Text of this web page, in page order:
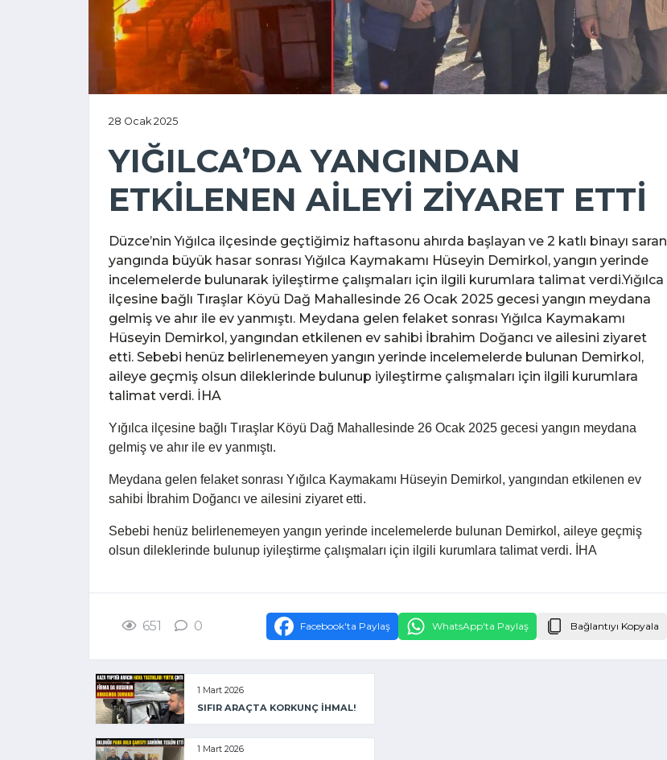
28 Ocak 2025
YIĞILCA’DA YANGINDAN
ETKİLENEN AİLEYİ ZİYARET ETTİ
Düzce’nin Yığılca ilçesinde geçtiğimiz haftasonu ahırda başlayan ve 2 katlı binayı saran
yangında büyük hasar sonrası Yığılca Kaymakamı Hüseyin Demirkol, yangın yerinde
incelemelerde bulunarak iyileştirme çalışmaları için ilgili kurumlara talimat verdi.Yığılca
ilçesine bağlı Tıraşlar Köyü Dağ Mahallesinde 26 Ocak 2025 gecesi yangın meydana
gelmiş ve ahır ile ev yanmıştı. Meydana gelen felaket sonrası Yığılca Kaymakamı
Hüseyin Demirkol, yangından etkilenen ev sahibi İbrahim Doğancı ve ailesini ziyaret
etti. Sebebi henüz belirlenemeyen yangın yerinde incelemelerde bulunan Demirkol,
aileye geçmiş olsun dileklerinde bulunup iyileştirme çalışmaları için ilgili kurumlara
talimat verdi. İHA
Yığılca ilçesine bağlı Tıraşlar Köyü Dağ Mahallesinde 26 Ocak 2025 gecesi yangın meydana
gelmiş ve ahır ile ev yanmıştı.
Meydana gelen felaket sonrası Yığılca Kaymakamı Hüseyin Demirkol, yangından etkilenen ev
sahibi İbrahim Doğancı ve ailesini ziyaret etti.
Sebebi henüz belirlenemeyen yangın yerinde incelemelerde bulunan Demirkol, aileye geçmiş
olsun dileklerinde bulunup iyileştirme çalışmaları için ilgili kurumlara talimat verdi. İHA
651 0 Facebook'ta Paylaş WhatsApp'ta Paylaş Bağlantıyı Kopyala
1 Mart 2026
SIFIR ARAÇTA KORKUNÇ İHMAL!
1 Mart 2026